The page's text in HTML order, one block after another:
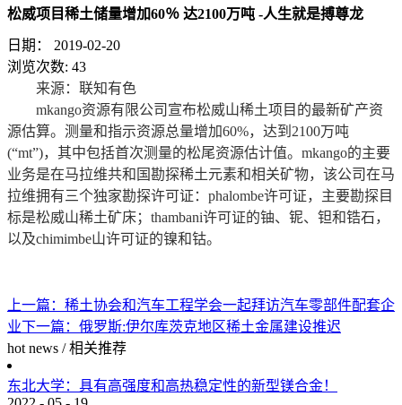
松威项目稀土储量增加60％ 达2100万吨 -人生就是搏尊龙
日期：
2019-02-20
浏览次数: 43
来源：联知有色
mkango资源有限公司宣布松威山稀土项目的最新矿产资
源估算。测量和指示资源总量增加60%，达到2100万吨
(“mt”)，其中包括首次测量的松尾资源估计值。mkango的主要
业务是在马拉维共和国勘探稀土元素和相关矿物，该公司在马
拉维拥有三个独家勘探许可证：phalombe许可证，主要勘探目
标是松威山稀土矿床；thambani许可证的铀、铌、钽和锆石，
以及chimimbe山许可证的镍和钴。
上一篇： 稀土协会和汽车工程学会一起拜访汽车零部件配套企
业下一篇： 俄罗斯:伊尔库茨克地区稀土金属建设推迟
hot news / 相关推荐
东北大学：具有高强度和高热稳定性的新型镁合金！